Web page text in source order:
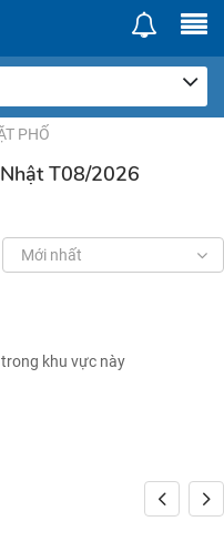
PHỐ
T08/2026
Mới nhất
khu vực này